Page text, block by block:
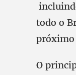
todo o
próximo
O